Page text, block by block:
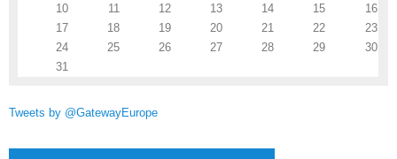
10
11 12 13 14 15
16
17
18 19 20 21 22
23
24
25 26 27 28 29
30
31
Tweets by @GatewayEurope